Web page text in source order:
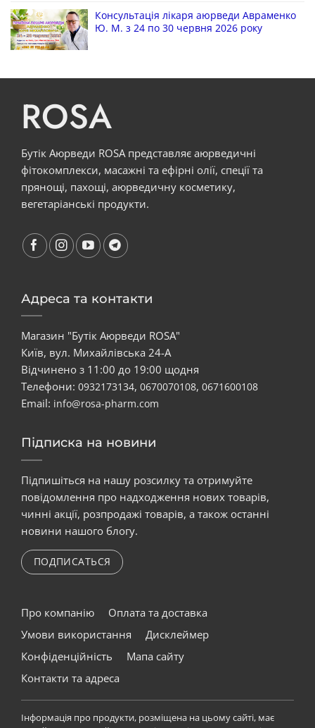
Консультація лікаря аюрведи Авраменко
Ю. М. з 24 по 30 червня 2026 року
ROSA
Бутік Аюрведи ROSA представляє аюрведичні
фітокомплекси, масажні та ефірні олії, спеції та
прянощі, пахощі, аюрведичну косметику,
вегетаріанські продукти.
Адреса та контакти
Магазин "Бутік Аюрведи ROSA"
Київ, вул. Михайлівська 24-А
Відчинено з 11:00 до 19:00 щодня
Телефони: 0932173134, 0670070108, 0671600108
Email: info@rosa-pharm.com
Підписка на новини
Підпишіться на нашу розсилку та отримуйте
повідомлення про надходження нових товарів,
чинні акції, розпродажі товарів, а також останні
новини нашого блогу.
ПОДПИСАТЬСЯ
Про компанію
Оплата та доставка
Умови використання
Дисклеймер
Конфіденційність
Мапа сайту
Контакти та адреса
Інформація про продукти, розміщена на цьому сайті, має